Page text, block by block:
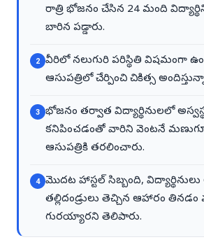
రాత్రి భోజనం చేసిన 24 మంది
బారిన పడ్డారు.
2
వీరిలో నలుగురి పరిస్థితి విషమంగా
ఆసుపత్రిలో చేర్పించి చికిత్స
3
భోజనం తర్వాత విద్యార్థినులలో
కనిపించడంతో వారిని వెంటనే
ఆసుపత్రికి తరలించారు.
4
మొదట హాస్టల్ సిబ్బంది,
తల్లిదండ్రులు తెచ్చిన ఆహారం తినడం
గురయ్యారని తెలిపారు.